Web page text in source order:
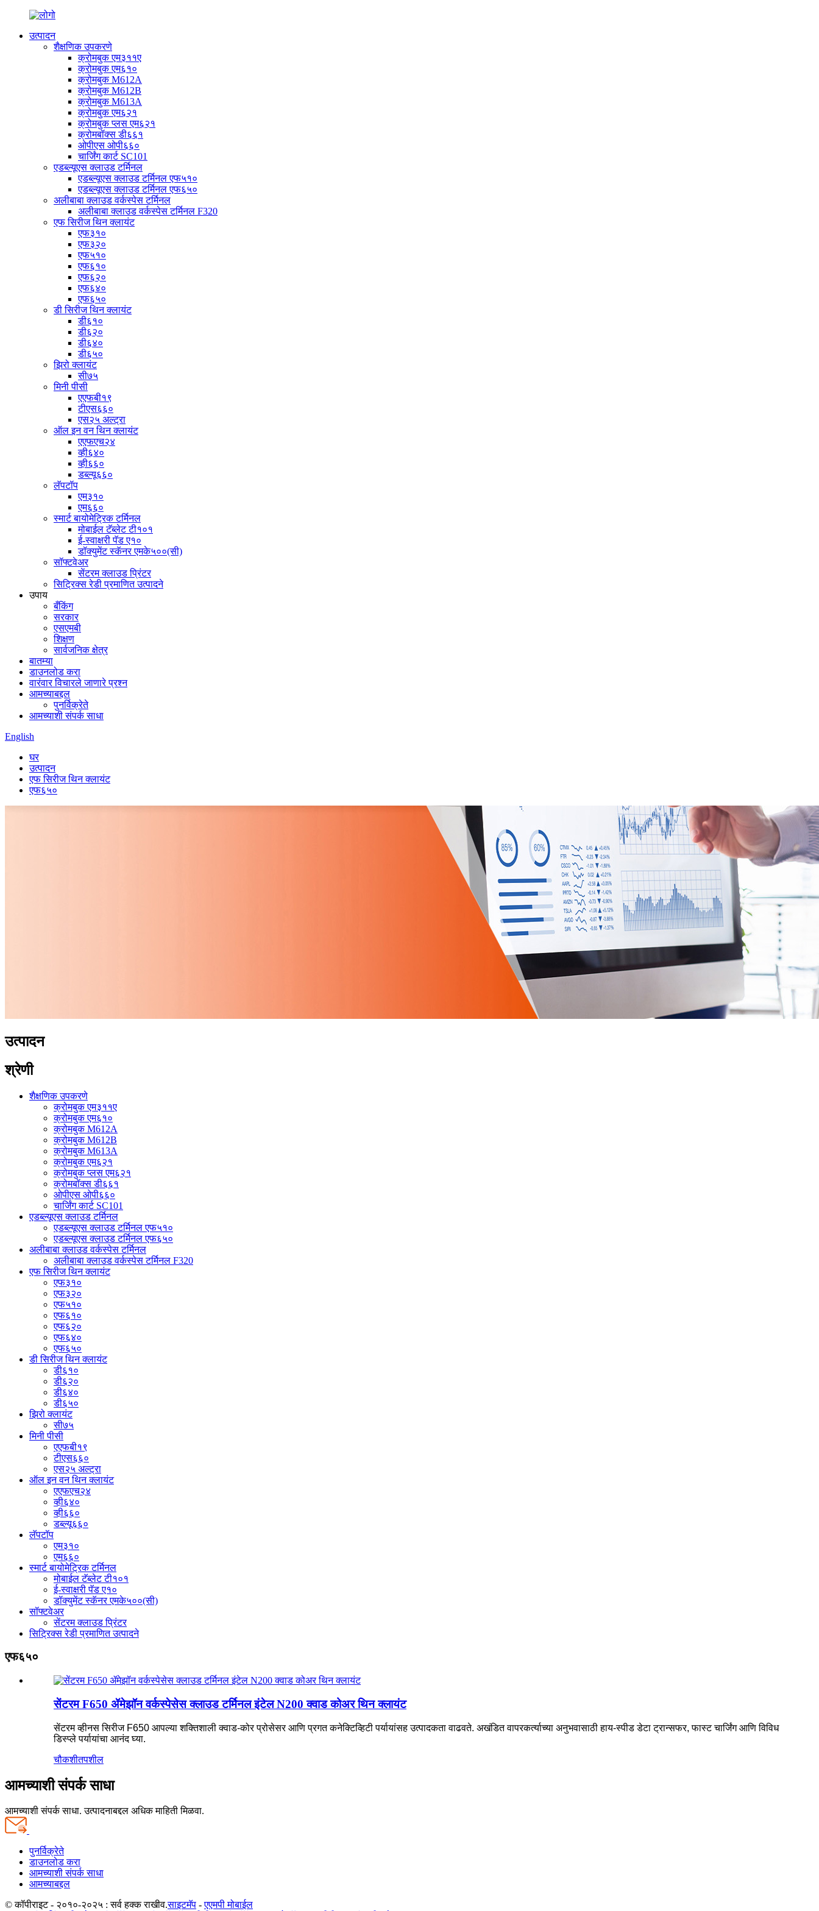
उत्पादन
शैक्षणिक उपकरणे
क्रोमबुक एम३११ए
क्रोमबुक एम६१०
क्रोमबुक M612A
क्रोमबुक M612B
क्रोमबुक M613A
क्रोमबुक एम६२१
क्रोमबुक प्लस एम६२१
क्रोमबॉक्स डी६६१
ओपीएस ओपी६६०
चार्जिंग कार्ट SC101
एडब्ल्यूएस क्लाउड टर्मिनल
एडब्ल्यूएस क्लाउड टर्मिनल एफ५१०
एडब्ल्यूएस क्लाउड टर्मिनल एफ६५०
अलीबाबा क्लाउड वर्कस्पेस टर्मिनल
अलीबाबा क्लाउड वर्कस्पेस टर्मिनल F320
एफ सिरीज थिन क्लायंट
एफ३१०
एफ३२०
एफ५१०
एफ६१०
एफ६२०
एफ६४०
एफ६५०
डी सिरीज थिन क्लायंट
डी६१०
डी६२०
डी६४०
डी६५०
झिरो क्लायंट
सी७५
मिनी पीसी
एएफबी१९
टीएस६६०
एस२५ अल्ट्रा
ऑल इन वन थिन क्लायंट
एएफएच२४
व्ही६४०
व्ही६६०
डब्ल्यू६६०
लॅपटॉप
एम३१०
एम६६०
स्मार्ट बायोमेट्रिक टर्मिनल
मोबाईल टॅब्लेट टी१०१
ई-स्वाक्षरी पॅड ए१०
डॉक्युमेंट स्कॅनर एमके५००(सी)
सॉफ्टवेअर
सेंटरम क्लाउड प्रिंटर
सिट्रिक्स रेडी प्रमाणित उत्पादने
उपाय
बँकिंग
सरकार
एसएमबी
शिक्षण
सार्वजनिक क्षेत्र
बातम्या
डाउनलोड करा
वारंवार विचारले जाणारे प्रश्न
आमच्याबद्दल
पुनर्विक्रेते
आमच्याशी संपर्क साधा
English
घर
उत्पादन
एफ सिरीज थिन क्लायंट
एफ६५०
उत्पादन
श्रेणी
शैक्षणिक उपकरणे
क्रोमबुक एम३११ए
क्रोमबुक एम६१०
क्रोमबुक M612A
क्रोमबुक M612B
क्रोमबुक M613A
क्रोमबुक एम६२१
क्रोमबुक प्लस एम६२१
क्रोमबॉक्स डी६६१
ओपीएस ओपी६६०
चार्जिंग कार्ट SC101
एडब्ल्यूएस क्लाउड टर्मिनल
एडब्ल्यूएस क्लाउड टर्मिनल एफ५१०
एडब्ल्यूएस क्लाउड टर्मिनल एफ६५०
अलीबाबा क्लाउड वर्कस्पेस टर्मिनल
अलीबाबा क्लाउड वर्कस्पेस टर्मिनल F320
एफ सिरीज थिन क्लायंट
एफ३१०
एफ३२०
एफ५१०
एफ६१०
एफ६२०
एफ६४०
एफ६५०
डी सिरीज थिन क्लायंट
डी६१०
डी६२०
डी६४०
डी६५०
झिरो क्लायंट
सी७५
मिनी पीसी
एएफबी१९
टीएस६६०
एस२५ अल्ट्रा
ऑल इन वन थिन क्लायंट
एएफएच२४
व्ही६४०
व्ही६६०
डब्ल्यू६६०
लॅपटॉप
एम३१०
एम६६०
स्मार्ट बायोमेट्रिक टर्मिनल
मोबाईल टॅब्लेट टी१०१
ई-स्वाक्षरी पॅड ए१०
डॉक्युमेंट स्कॅनर एमके५००(सी)
सॉफ्टवेअर
सेंटरम क्लाउड प्रिंटर
सिट्रिक्स रेडी प्रमाणित उत्पादने
एफ६५०
सेंटरम F650 ॲमेझॉन वर्कस्पेसेस क्लाउड टर्मिनल इंटेल N200 क्वाड कोअर थिन क्लायंट
सेंटरम व्हीनस सिरीज F650 आपल्या शक्तिशाली क्वाड-कोर प्रोसेसर आणि प्रगत कनेक्टिव्हिटी पर्यायांसह उत्पादकता वाढवते. अखंडित वापरकर्त्याच्या अनुभवासाठी हाय-स्पीड डेटा ट्रान्सफर, फास्ट चार्जिंग आणि विविध
डिस्प्ले पर्यायांचा आनंद घ्या.
चौकशीतपशील
आमच्याशी संपर्क साधा
आमच्याशी संपर्क साधा. उत्पादनाबद्दल अधिक माहिती मिळवा.
पुनर्विक्रेते
डाउनलोड करा
आमच्याशी संपर्क साधा
आमच्याबद्दल
© कॉपीराइट - २०१०-२०२५ : सर्व हक्क राखीव.साइटमॅप -एएमपी मोबाईल